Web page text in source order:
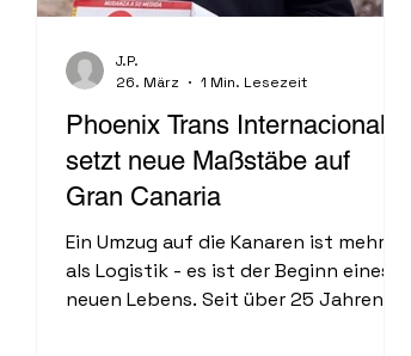
Phoenix Trans Internacional
setzt neue Maßstäbe auf
Gran Canaria
Ein Umzug auf die Kanaren ist mehr
als Logistik - es ist der Beginn eines
neuen Lebens. Seit über 25 Jahren...
J.P.
26. März
1 Min. Lesezeit